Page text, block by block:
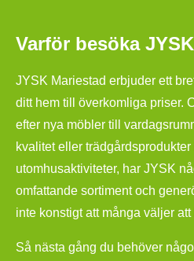
Varför besöka
JYSK Mariestad erbjuder ett
ditt hem till överkomliga priser.
efter nya möbler till
kvalitet eller
utomhusaktiviteter, har JYSK
omfattande sortiment och
inte konstigt att många väljer
Så nästa gång du behöver